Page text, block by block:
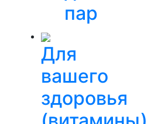
пар
Для
вашего
здоровья